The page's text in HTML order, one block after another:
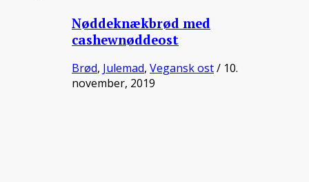
Nøddeknækbrød med
cashewnøddeost
Brød, Julemad, Vegansk ost/ 10.
november, 2019